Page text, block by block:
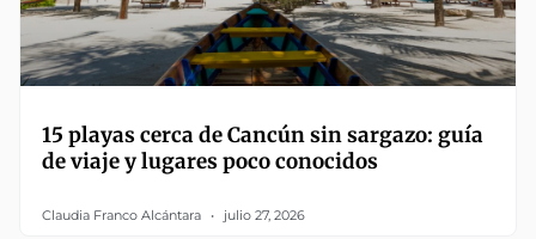
15 playas cerca de Cancún sin sargazo: guía
de viaje y lugares poco conocidos
Claudia Franco Alcántara julio 27, 2026